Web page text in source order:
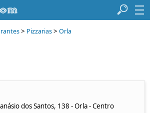
> Pizzarias> Orla
dos Santos, 138 - Orla - Centro